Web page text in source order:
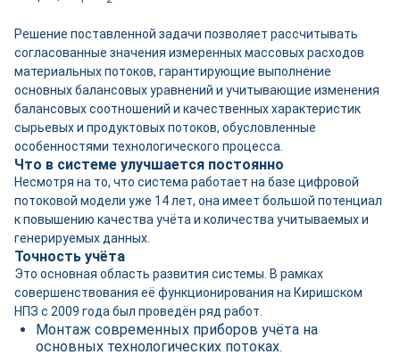
Решение поставленной задачи позволяет рассчитывать
согласованные значения измеренных массовых расходов
материальных потоков, гарантирующие выполнение
основных балансовых уравнений и учитывающие изменения
балансовых соотношений и качественных характеристик
сырьевых и продуктовых потоков, обусловленные
особенностями технологического процесса.
Что в системе улучшается постоянно
Несмотря на то, что система работает на базе цифровой
потоковой модели уже 14 лет, она имеет большой потенциал
к повышению качества учёта и количества учитываемых и
генерируемых данных.
Точность учёта
Это основная область развития системы. В рамках
совершенствования её функционирования на Киришском
НПЗ с 2009 года был проведён ряд работ.
Монтаж современных приборов учёта на
основных технологических потоках.